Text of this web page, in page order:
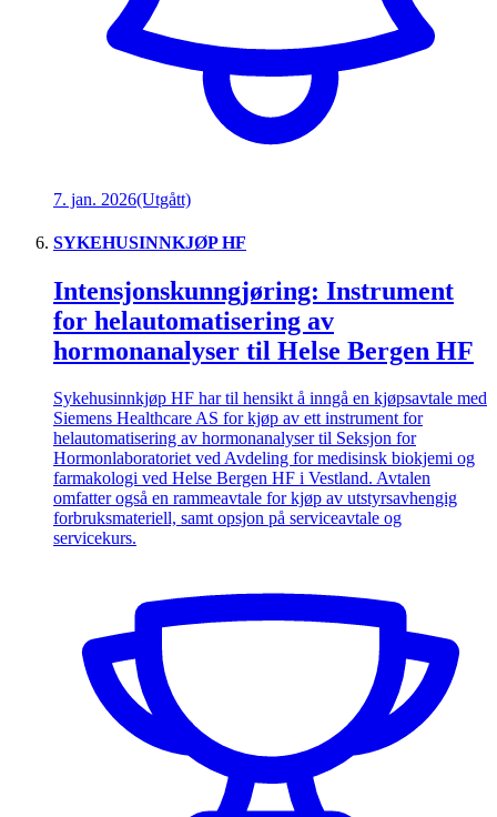
7. jan. 2026(Utgått)
SYKEHUSINNKJØP HF
Intensjonskunngjøring: Instrument
for helautomatisering av
hormonanalyser til Helse Bergen HF
Sykehusinnkjøp HF har til hensikt å inngå en kjøpsavtale med
Siemens Healthcare AS for kjøp av ett instrument for
helautomatisering av hormonanalyser til Seksjon for
Hormonlaboratoriet ved Avdeling for medisinsk biokjemi og
farmakologi ved Helse Bergen HF i Vestland. Avtalen
omfatter også en rammeavtale for kjøp av utstyrsavhengig
forbruksmateriell, samt opsjon på serviceavtale og
servicekurs.